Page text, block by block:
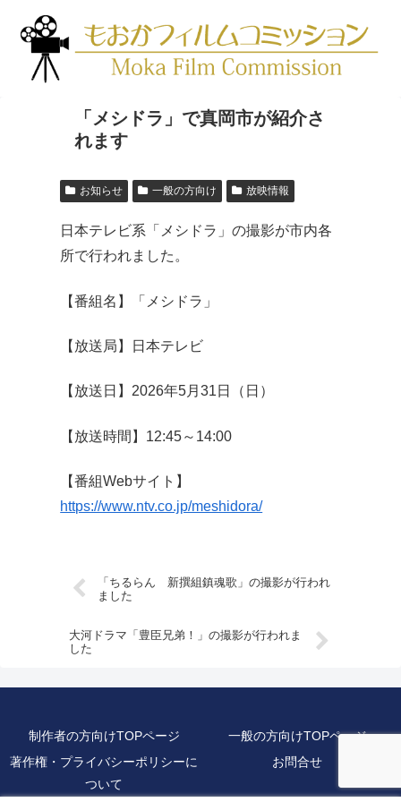
「メシドラ」で真岡市が紹介さ
れます
お知らせ 一般の方向け 放映情報
日本テレビ系「メシドラ」の撮影が市内各
所で行われました。
【番組名】「メシドラ」
【放送局】日本テレビ
【放送日】2026年5月31日（日）
【放送時間】12:45～14:00
【番組Webサイト】
https://www.ntv.co.jp/meshidora/
「ちるらん 新撰組鎮魂歌」の撮影が行われ
ました
大河ドラマ「豊臣兄弟！」の撮影が行われま
した
制作者の方向けTOPページ
一般の方向けTOPページ
著作権・プライバシーポリシーに
ついて
お問合せ